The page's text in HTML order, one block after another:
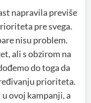
napravila previše
pre svega.
nisu problem.
, ali s obzirom na
do toga da
prioriteta.
ovoj kampanji, a